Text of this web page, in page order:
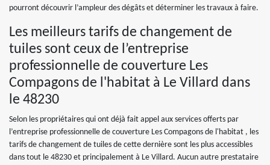
pourront découvrir l’ampleur des dégâts et déterminer les travaux à faire.
Les meilleurs tarifs de changement de
tuiles sont ceux de l’entreprise
professionnelle de couverture Les
Compagons de l'habitat à Le Villard dans
le 48230
Selon les propriétaires qui ont déjà fait appel aux services offerts par
l’entreprise professionnelle de couverture Les Compagons de l'habitat , les
tarifs de changement de tuiles de cette dernière sont les plus accessibles
dans tout le 48230 et principalement à Le Villard. Aucun autre prestataire